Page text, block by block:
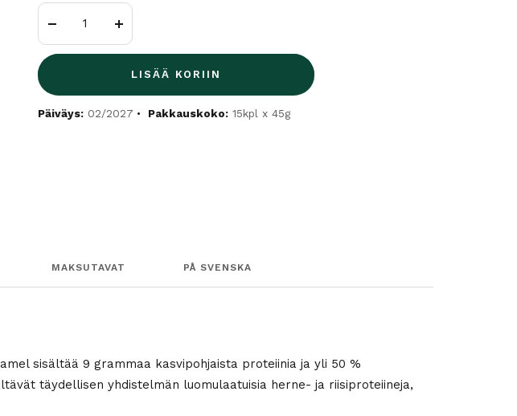
Lisää
LISÄÄ KORIIN
Päiväys: 02/2027 Pakkauskoko: 15kpl x 45g
MAKSUTAVAT PÅ SVENSKA
sisältää 9 grammaa kasvipohjaista proteiinia ja yli 50 %
täydellisen yhdistelmän luomulaatuisia herne- ja riisiproteiineja,